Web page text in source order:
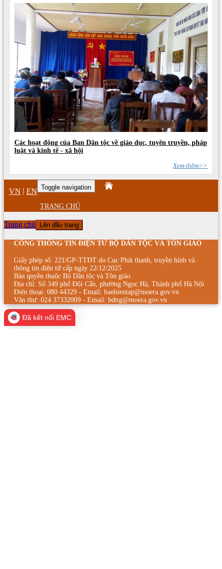
Các hoạt động của Ban Dân tộc về giáo dục, tuyên truyền, pháp
luật và kinh tế - xã hội
Xem thêm>>
VN | EN Toggle navigation
TRANG CHỦ
Trang chủ Lên đầu trang
CỔNG THÔNG TIN ĐIỆN TỬ BỘ DÂN TỘC VÀ TÔN GIÁO
Giấy phép số: 221/GP-TTĐT do Cục Phát thanh, truyền hình và
thông tin điện tử cấp ngày 22/12/2025
Bản quyền thuộc Bộ Dân tộc và Tôn giáo
Địa chỉ: Số 349 phố Đội Cấn, phường Ngọc Hà, Thành phố Hà Nội
Điện thoại: 080 44329 - Email: banbientap@moera.gov.vn
Văn thư: 024 37332009 - Email: bdttg@moera.gov.vn
Đã kết nối EMC